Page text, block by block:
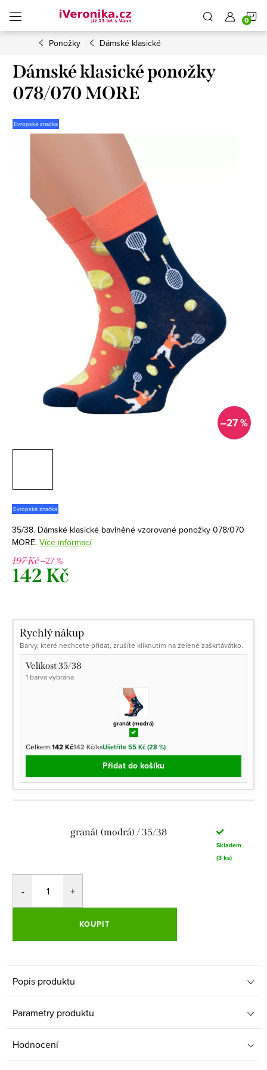
obsah
Ponožky Dámské klasické
Dámské klasické ponožky
078/070 MORE
Evropská značka
–27 %
Evropská značka
35/38. Dámské klasické bavlněné vzorované ponožky 078/070
MORE. Více informací
197 Kč–27 %
142 Kč
Rychlý nákup
Barvy, které nechcete přidat, zrušíte kliknutím na zelené zaškrtávátko.
Velikost 35/38
1 barva vybrána
granát (modrá)
Celkem:142 Kč142 Kč/ksUšetříte 55 Kč (28 %)
Přidat do košíku
granát (modrá) / 35/38
Skladem
(3 ks)
KOUPIT
Popis produktu
Parametry produktu
Hodnocení